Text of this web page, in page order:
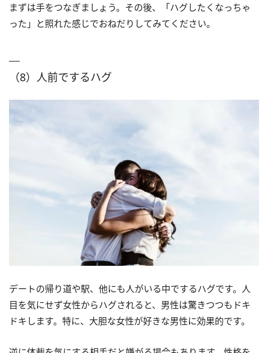
まずは手をつなぎましょう。その後、「ハグしたくなっちゃ
った」と照れた感じでおねだりしてみてください。
（8）人前でするハグ
デートの帰り道や駅、他にも人がいる中でするハグです。人
目を気にせず女性からハグされると、男性は驚きつつもドキ
ドキします。特に、大胆な女性が好きな男性に効果的です。